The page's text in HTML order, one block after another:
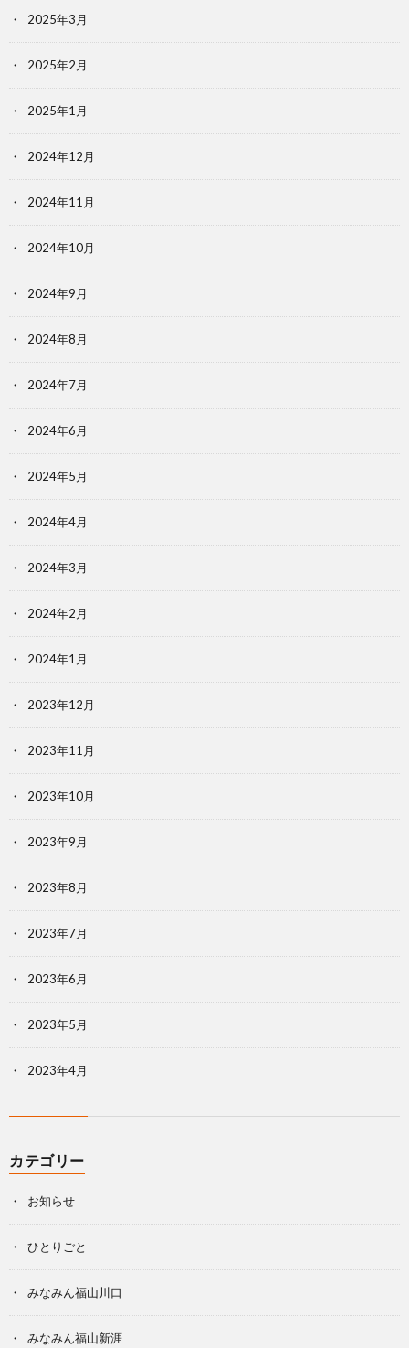
2025年3月
2025年2月
2025年1月
2024年12月
2024年11月
2024年10月
2024年9月
2024年8月
2024年7月
2024年6月
2024年5月
2024年4月
2024年3月
2024年2月
2024年1月
2023年12月
2023年11月
2023年10月
2023年9月
2023年8月
2023年7月
2023年6月
2023年5月
2023年4月
カテゴリー
お知らせ
ひとりごと
みなみん福山川口
みなみん福山新涯